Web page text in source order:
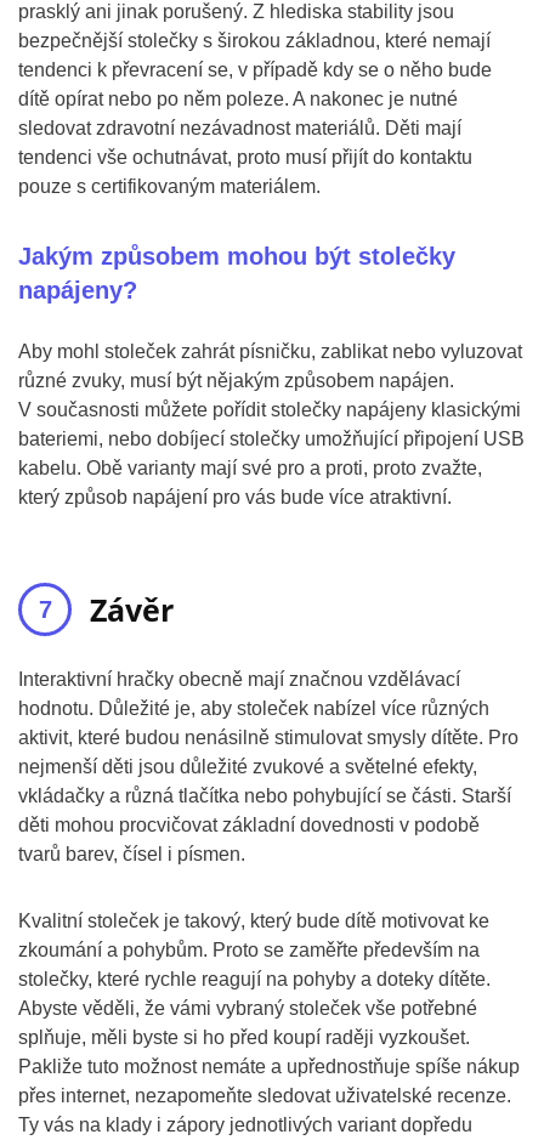
prasklý ani jinak porušený. Z hlediska stability jsou
bezpečnější stolečky s širokou základnou, které nemají
tendenci k převracení se, v případě kdy se o něho bude
dítě opírat nebo po něm poleze. A nakonec je nutné
sledovat zdravotní nezávadnost materiálů. Děti mají
tendenci vše ochutnávat, proto musí přijít do kontaktu
pouze s certifikovaným materiálem.
Jakým způsobem mohou být stolečky
napájeny?
Aby mohl stoleček zahrát písničku, zablikat nebo vyluzovat
různé zvuky, musí být nějakým způsobem napájen.
V současnosti můžete pořídit stolečky napájeny klasickými
bateriemi, nebo dobíjecí stolečky umožňující připojení USB
kabelu. Obě varianty mají své pro a proti, proto zvažte,
který způsob napájení pro vás bude více atraktivní.
Závěr
Interaktivní hračky obecně mají značnou vzdělávací
hodnotu. Důležité je, aby stoleček nabízel více různých
aktivit, které budou nenásilně stimulovat smysly dítěte. Pro
nejmenší děti jsou důležité zvukové a světelné efekty,
vkládačky a různá tlačítka nebo pohybující se části. Starší
děti mohou procvičovat základní dovednosti v podobě
tvarů barev, čísel i písmen.
Kvalitní stoleček je takový, který bude dítě motivovat ke
zkoumání a pohybům. Proto se zaměřte především na
stolečky, které rychle reagují na pohyby a doteky dítěte.
Abyste věděli, že vámi vybraný stoleček vše potřebné
splňuje, měli byste si ho před koupí raději vyzkoušet.
Pakliže tuto možnost nemáte a upřednostňuje spíše nákup
přes internet, nezapomeňte sledovat uživatelské recenze.
Ty vás na klady i zápory jednotlivých variant dopředu